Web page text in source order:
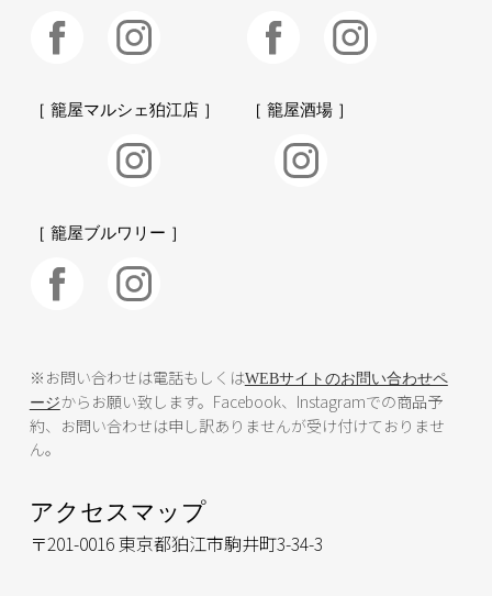
［ 籠屋マルシェ狛江店 ］ ［ 籠屋酒場 ］
［ 籠屋ブルワリー ］
※お問い合わせは電話もしくはWEBサイトのお問い合わせペ
ージからお願い致します。Facebook、Instagramでの商品予
約、お問い合わせは申し訳ありませんが受け付けておりませ
ん。
アクセスマップ
〒201-0016 東京都狛江市駒井町3-34-3